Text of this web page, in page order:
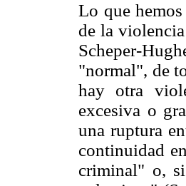
Lo que
de la
Scheper-
"normal", de
hay otra
excesiva o
una ruptura
continuidad
criminal" o,